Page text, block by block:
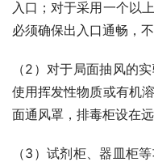
入口；对于采用一个以
必须确保出入口通畅，
（2）对于局面抽风的
使用挥发性物质或有机
面通风罩，排毒柜设在
（3）试剂柜、器皿柜